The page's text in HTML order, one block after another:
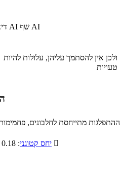
דיאטנית AI שף AI
טעויות
ההתפלגות מתייחסת לחלבונים,
יחס קטוגני 